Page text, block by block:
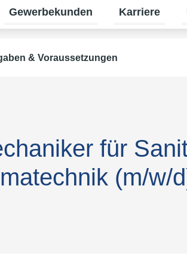
Energien umschalten
Untermenü für Privatkunden
Gewerbekunden
Untermenü für
Karriere
& Voraussetzungen
für
(m/w/